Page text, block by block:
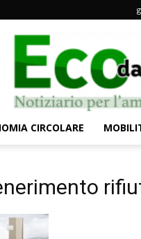
CIRCOLARE